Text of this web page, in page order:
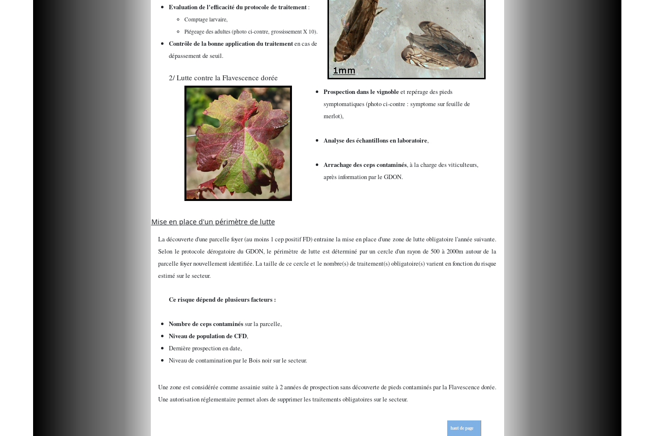
Evaluation de l'efficacité du protocole de traitement:
Comptage larvaire,
Piégeage des adultes (photo ci-contre, grossissement X 10).
Contrôle de la bonne application du traitementen cas de
dépassement de seuil.
2/ Lutte contre la Flavescence dorée
Prospection dans le vignobleet repérage des pieds
symptomatiques (photo ci-contre : symptome sur feuille de
merlot),
Analyse des échantillons en laboratoire,
Arrachage des ceps contaminés, à la charge des viticulteurs,
après information par le GDON.
Mise en place d'un périmètre de lutte
La découverte d'une parcelle foyer (au moins 1 cep positif FD) entraine la mise en place d'une zone de lutte obligatoire l'année suivante.
Selon le protocole dérogatoire du GDON, le périmètre de lutte est déterminé par un cercle d'un rayon de 500 à 2000m autour de la
parcelle foyer nouvellement identifiée. La taille de ce cercle et le nombre(s) de traitement(s) obligatoire(s) varient en fonction du risque
estimé sur le secteur.
Ce risque dépend de plusieurs facteurs :
Nombre de ceps contaminéssur la parcelle,
Niveau de population de CFD,
Dernière prospection en date,
Niveau de contamination par le Bois noir sur le secteur.
Une zone est considérée comme assainie suite à 2 années de prospection sans découverte de pieds contaminés par la Flavescence dorée.
Une autorisation réglementaire permet alors de supprimer les traitements obligatoires sur le secteur.
haut de page